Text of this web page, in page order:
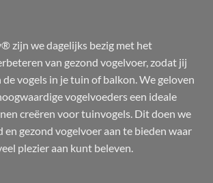
zijn we dagelijks bezig met het
van gezond vogelvoer, zodat jij
vogels in je tuin of balkon. We geloven
vogelvoeders een ideale
creëren voor tuinvogels. Dit doen we
gezond vogelvoer aan te bieden waar
plezier aan kunt beleven.